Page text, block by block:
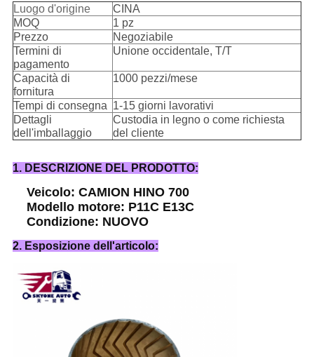
Luogo d'origine
CINA
MOQ
1 pz
Prezzo
Negoziabile
Termini di
pagamento
Unione occidentale, T/T
Capacità di
fornitura
1000 pezzi/mese
Tempi di consegna 1-15 giorni lavorativi
Dettagli
dell'imballaggio
Custodia in legno o come richiesta
del cliente
1. DESCRIZIONE DEL PRODOTTO:
Veicolo: CAMION HINO 700
Modello motore: P11C E13C
Condizione: NUOVO
2. Esposizione dell'articolo: